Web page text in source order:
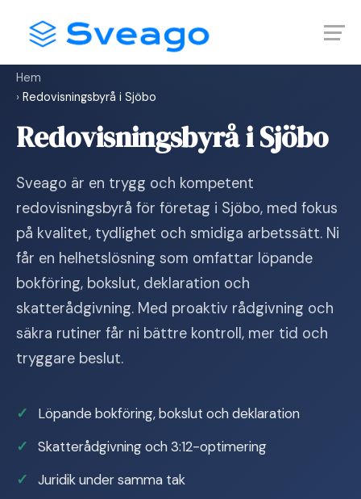
content
Hem
› Redovisningsbyrå i Sjöbo
Redovisningsbyrå i Sjöbo
Sveago är en trygg och kompetent
redovisningsbyrå för företag i Sjöbo, med fokus
på kvalitet, tydlighet och smidiga arbetssätt. Ni
får en helhetslösning som omfattar löpande
bokföring, bokslut, deklaration och
skatterådgivning. Med proaktiv rådgivning och
säkra rutiner får ni bättre kontroll, mer tid och
tryggare beslut.
Löpande bokföring, bokslut och deklaration
Skatterådgivning och 3:12-optimering
Juridik under samma tak